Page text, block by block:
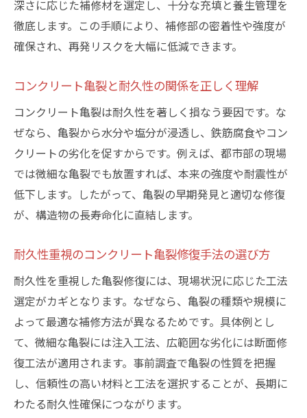
深さに応じた補修材を選定し、十分な充填と養生管理を
徹底します。この手順により、補修部の密着性や強度が
確保され、再発リスクを大幅に低減できます。
コンクリート亀裂と耐久性の関係を正しく理解
コンクリート亀裂は耐久性を著しく損なう要因です。な
ぜなら、亀裂から水分や塩分が浸透し、鉄筋腐食やコン
クリートの劣化を促すからです。例えば、都市部の現場
では微細な亀裂でも放置すれば、本来の強度や耐震性が
低下します。したがって、亀裂の早期発見と適切な修復
が、構造物の長寿命化に直結します。
耐久性重視のコンクリート亀裂修復手法の選び方
耐久性を重視した亀裂修復には、現場状況に応じた工法
選定がカギとなります。なぜなら、亀裂の種類や規模に
よって最適な補修方法が異なるためです。具体例とし
て、微細な亀裂には注入工法、広範囲な劣化には断面修
復工法が適用されます。事前調査で亀裂の性質を把握
し、信頼性の高い材料と工法を選択することが、長期に
わたる耐久性確保につながります。